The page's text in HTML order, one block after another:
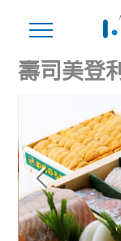
壽司美登利